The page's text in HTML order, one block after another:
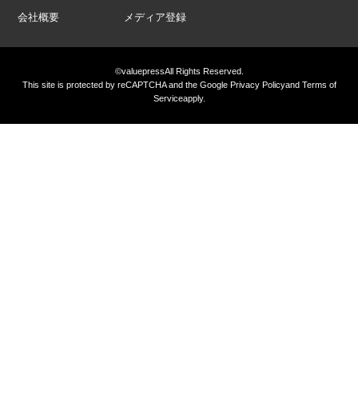
会社概要
メディア登録
©valuepressAll Rights Reserved.
This site is protected by reCAPTCHA and the GooglePrivacy Policyand Terms of
Serviceapply.